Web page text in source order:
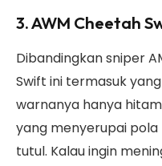
3. AWM Cheetah
Dibandingkan sniper
Swift ini termasuk
warnanya hanya
yang menyerupai
tutul. Kalau ingin